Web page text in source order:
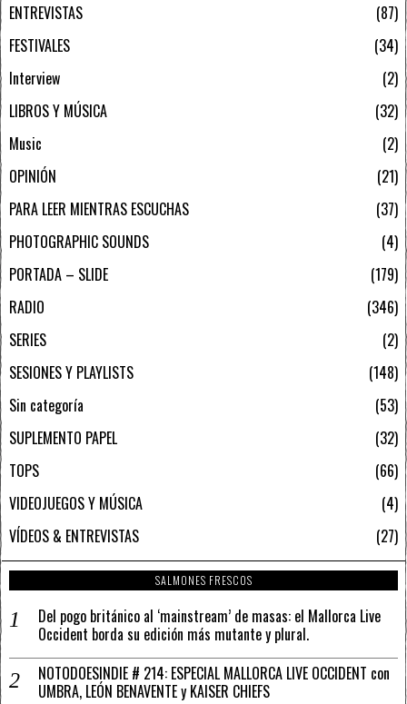
ENTREVISTAS
87
FESTIVALES
34
Interview
2
LIBROS Y MÚSICA
32
Music
2
OPINIÓN
21
PARA LEER MIENTRAS ESCUCHAS
37
PHOTOGRAPHIC SOUNDS
4
PORTADA – SLIDE
179
RADIO
346
SERIES
2
SESIONES Y PLAYLISTS
148
Sin categoría
53
SUPLEMENTO PAPEL
32
TOPS
66
VIDEOJUEGOS Y MÚSICA
4
VÍDEOS & ENTREVISTAS
27
SALMONES FRESCOS
Del pogo británico al ‘mainstream’ de masas: el Mallorca Live
Occident borda su edición más mutante y plural.
NOTODOESINDIE # 214: ESPECIAL MALLORCA LIVE OCCIDENT con
UMBRA, LEÓN BENAVENTE y KAISER CHIEFS